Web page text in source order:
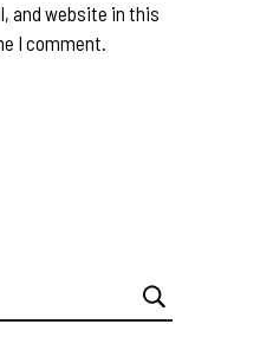
and website in this
I comment.